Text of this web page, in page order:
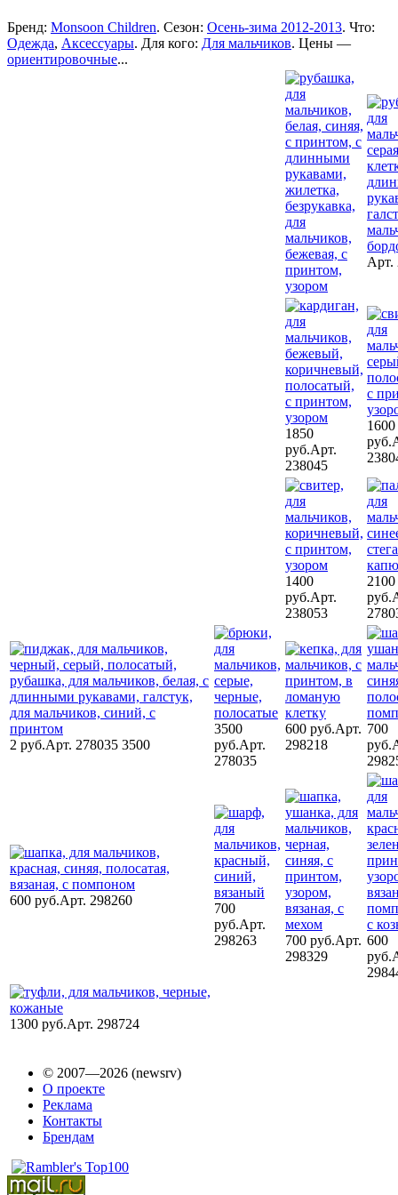
Бренд: Monsoon Children. Сезон: Осень-зима 2012-2013. Что:
Одежда, Аксессуары. Для кого: Для мальчиков. Цены —
ориентировочные...
Арт.
1850
руб.Арт.
238045
1600
руб.
1400
руб.Арт.
238053
2100
руб.
2 руб.Арт. 278035 3500
3500
руб.Арт.
278035
600 руб.Арт.
298218
700
руб.
600 руб.Арт. 298260
700
руб.Арт.
298263
700 руб.Арт.
298329
600
руб.
1300 руб.Арт. 298724
© 2007—2026 (newsrv)
О проекте
Реклама
Контакты
Брендам